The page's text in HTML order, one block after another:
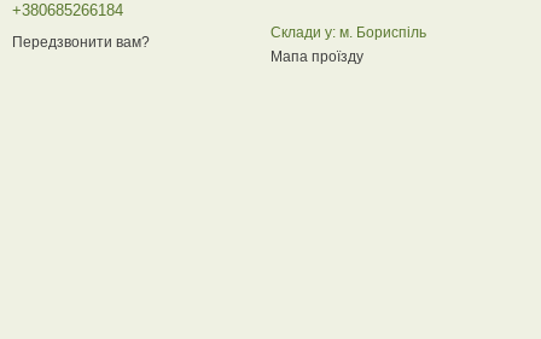
+380685266184
Передзвонити вам?
Склади у: м. Бориспіль
Мапа проїзду